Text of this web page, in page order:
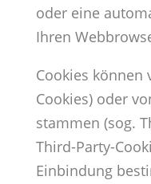
oder eine
Ihren
Cookies können
Cookies) oder
stammen (sog.
Third-Party-
Einbindung